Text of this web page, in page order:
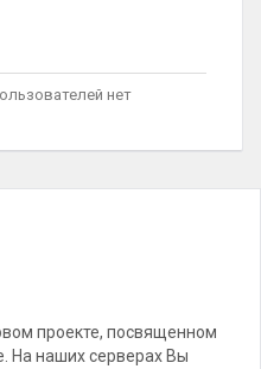
нет
проекте, посвященном
На наших серверах Вы